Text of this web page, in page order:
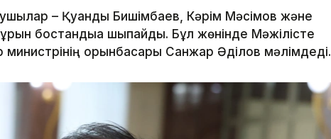
– Қуандық Бишімбаев, Кәрім Мәсімов және
бостандыққа шықпайды. Бұл жөнінде Мәжілісте
министрінің орынбасары Санжар Әділов мәлімдеді.